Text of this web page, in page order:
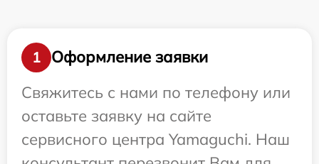
1
Оформление заявки
Свяжитесь с нами по телефону или
оставьте заявку на сайте
сервисного центра Yamaguchi. Наш